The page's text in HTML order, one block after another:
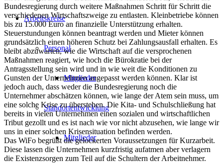
Arbeitskreise
Personal
Mitglieder
Standortentwicklung
Mitglieder
Bundesregierung durch weitere Maßnahmen Schritt für Schritt die
verschiedenen Wirtschaftszweige zu entlasten. Kleinbetriebe können
bis zu 15.000 Euro an finanzielle Unterstützung erhalten.
Steuerstundungen können beantragt werden und Mieter können
grundsätzlich einen höheren Schutz bei Zahlungsausfall erhalten. Es
bleibt abzuwarten, wie die Wirtschaft auf die versprochenen
Maßnahmen reagiert, wie hoch die Bürokratie bei der
Antragsstellung sein wird und in wie weit die Konditionen zu
Gunsten der Unternehmen angepasst werden können. Klar ist
jedoch auch, dass weder die Bundesregierung noch die
Unternehmer abschätzen können, wie lange der Atem sein muss, um
eine solche Krise zu überstehen. Die Kita- und Schulschließung hat
bereits in vielen Unternehmen einen sozialen und wirtschaftlichen
Tribut gezollt und es ist nach wie vor nicht abzusehen, wie lange wir
uns in einer solchen Krisensituation befinden werden.
Das WiFo begrüßt die gelockerten Voraussetzungen für Kurzarbeit.
Diese lassen die Unternehmen kurzfristig aufatmen aber verlagern
die Existenzsorgen zum Teil auf die Schultern der Arbeitnehmer.